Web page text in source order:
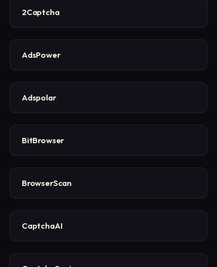
2Captcha
AdsPower
Adspolar
BitBrowser
BrowserScan
CaptchaAI